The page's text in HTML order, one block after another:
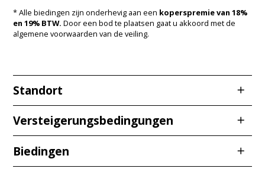
* Alle biedingen zijn onderhevig aan een koperspremie van 18%
en 19% BTW. Door een bod te plaatsen gaat u akkoord met de
algemene voorwaarden van de veiling.
Standort
Redcarstraße 3
53842 Troisdorf
Versteigerungsbedingungen
Stand: 12.01.2026
Biedingen